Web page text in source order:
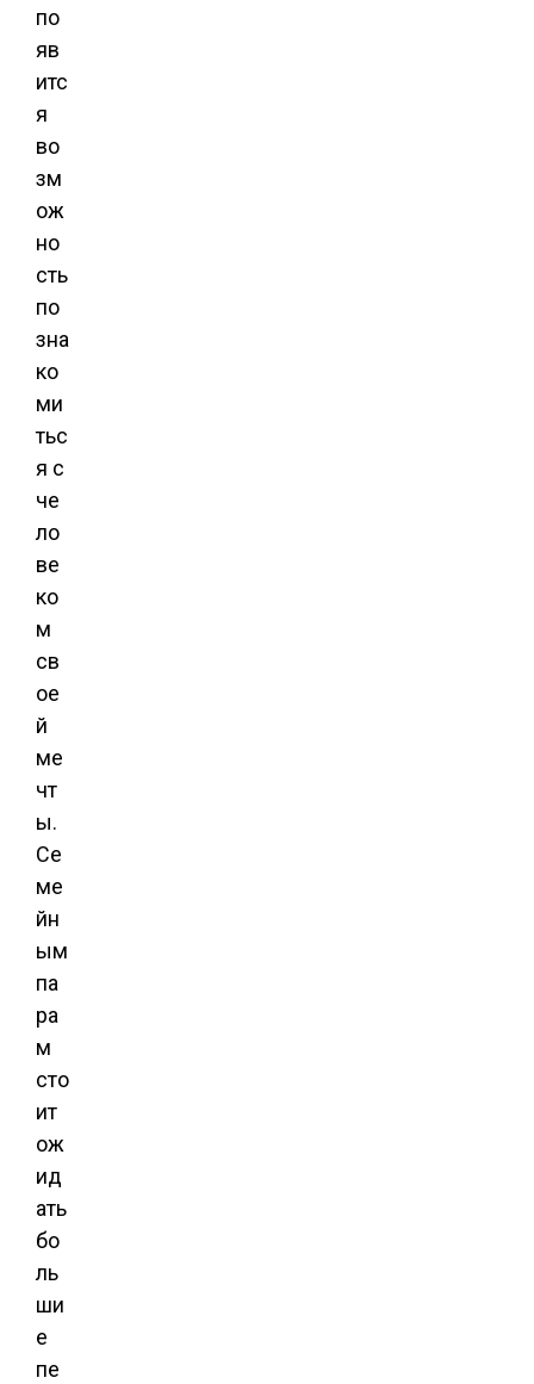
по
яв
итс
я
во
зм
ож
но
сть
по
зна
ко
ми
тьс
я с
че
ло
ве
ко
м
св
ое
й
ме
чт
ы.
Се
ме
йн
ым
па
ра
м
сто
ит
ож
ид
ать
бо
ль
ши
е
пе